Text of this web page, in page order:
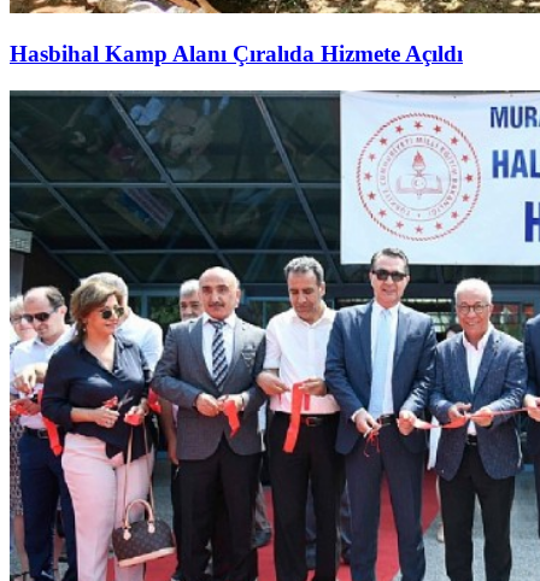
Hasbihal Kamp Alanı Çıralıda Hizmete Açıldı